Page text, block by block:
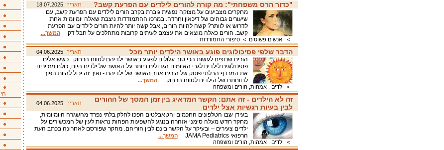
"כדור הרס משפחתי": מה קורה להורים לילדים עם הפרעת קשב? תאריך: 18.07.2025
מחקרים מצביעים על מצוקה נפשית גוברת בקרב הורים לילדים עם הפרעת קשב, עם
שיעורים גבוהים של דיכאון וחרדה. במרכז ההתמודדות ניצבת שאלה יומיומית אחת:
לדרוש או לוותר? קשה להיות הורים, אבל קשה יותר להיות הורים לילדים עם הפרעת
קשב. הורים כאלה מוצאים את עצמם לעיתים קרובות מתהלכים על חבל דקהמשך...
>
אנשים פשוטים >סיפורי התמודדות
הדבר שלפי פסיכולוגים פוגע באושר הילדים יותר מכל תאריך: 04.06.2025
הורים שרוצים לעשות הכי טוב עלולים לפגוע באושר ילדיהם לטווח הרחוק . כששואלים
פסיכולוגים לילדים לגבי האיומים הגדולים ביותר על האושר של ילדים היום, כולם מזכירים
את המרדף הבלתי פוסק של הורים אחר האושר של ילדיהם - ואיך זה יכול להיות הפוך
לרווחתם של הילדים לטווח הרחוק.המשך...
> ילדים , אמהות, הורים ומשפחה
זה לא הילדים - זה אתם: הקשר המדאיג בין זמן המסך של ההורים
לבין בעיות רגשיות אצל ילדים
תאריך: 04.06.2025
בעידן שבו הטלפונים החכמים והטאבלטים הפכו לחלק בלתי נפרד מהשגרה היומיומית,
מחקר חדש מעלה סימני אזהרה בנוגע להשפעות הפחות נראות לעין של המכשירים על
ילדים צעירים – ובעיקר על הקשר בינם לבין הוריהם. מחקר שפורסם לאחרונה בכתב העת
הרפואי JAMA Pediatrics
המשך...
> ילדים , אמהות, הורים ומשפחה